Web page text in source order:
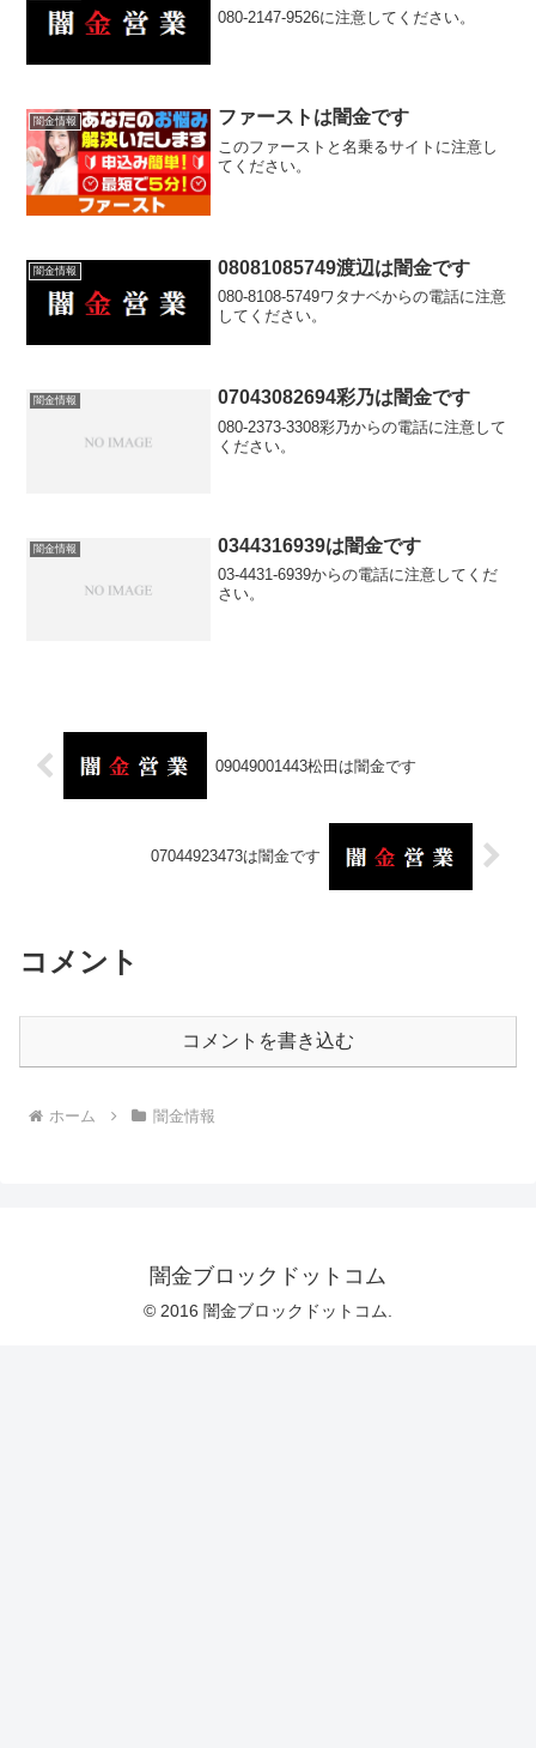
080-2147-9526に注意してください。
闇金情報 ファーストは闇金です
このファーストと名乗るサイトに注意し
てください。
闇金情報 08081085749渡辺は闇金です
080-8108-5749ワタナベからの電話に注意
してください。
闇金情報 07043082694彩乃は闇金です
080-2373-3308彩乃からの電話に注意して
ください。
闇金情報 0344316939は闇金です
03-4431-6939からの電話に注意してくだ
さい。
09049001443松田は闇金です
07044923473は闇金です
コメント
コメントを書き込む
ホーム 闇金情報
闇金ブロックドットコム
© 2016 闇金ブロックドットコム.